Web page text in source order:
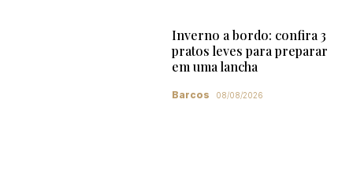
Inverno a bordo: confira 3
pratos leves para preparar
em uma lancha
Barcos 08/08/2026